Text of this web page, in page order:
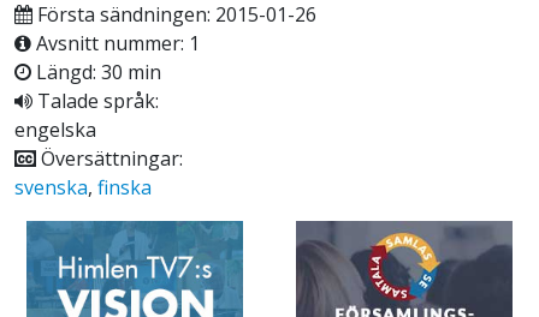
Första sändningen: 2015-01-26
Avsnitt nummer: 1
Längd: 30 min
Talade språk:
engelska
Översättningar:
svenska, finska